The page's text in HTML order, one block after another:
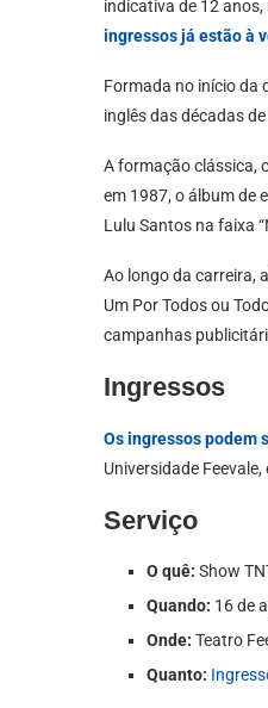
indicativa de 12
ingressos já estão à
Formada no início da
inglês das décadas
A formação clássica,
em 1987, o álbum de
Lulu Santos na faixa
Ao longo da carreira,
Um Por Todos ou
campanhas
Ingressos
Os ingressos podem
Universidade
Serviço
O quê: Show
Quando: 16 de
Onde: Teatro
Quanto: